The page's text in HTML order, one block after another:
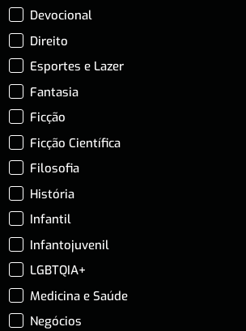
Devocional
Direito
Esportes e Lazer
Fantasia
Ficção
Ficção Científica
Filosofia
História
Infantil
Infantojuvenil
LGBTQIA+
Medicina e Saúde
Negócios